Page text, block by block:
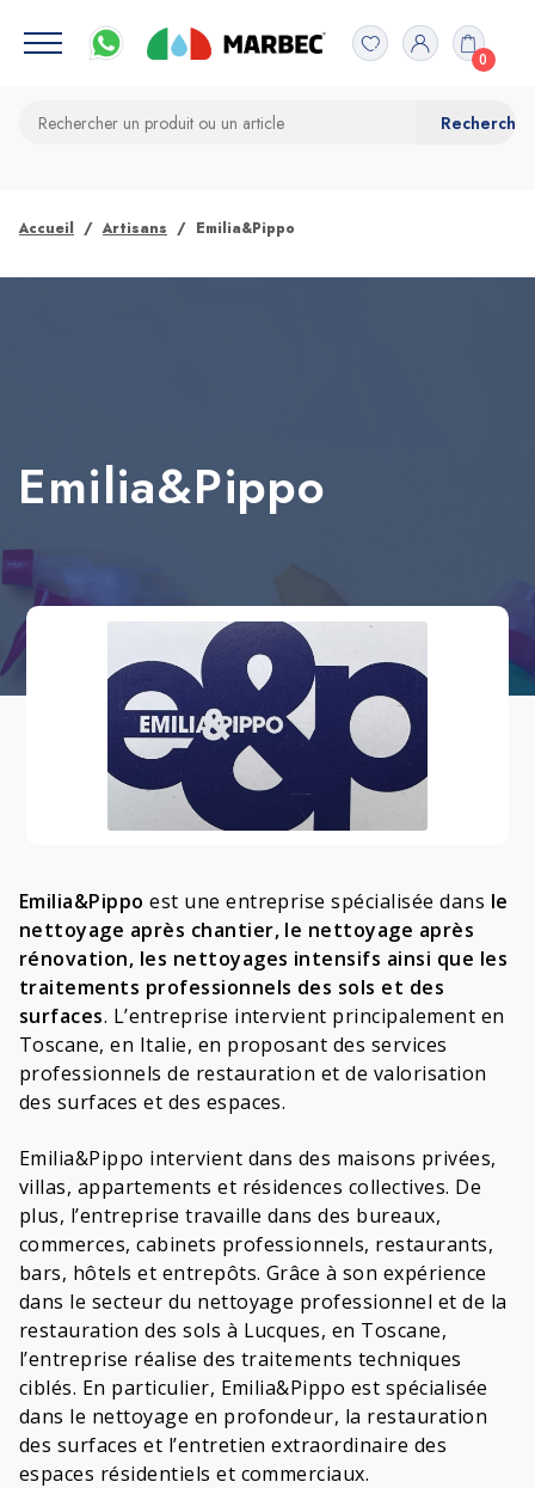
0
Accueil Artisans Emilia&Pippo
Emilia&Pippo
Emilia&Pippo est une entreprise spécialisée dans le
nettoyage après chantier, le nettoyage après
rénovation, les nettoyages intensifs ainsi que les
traitements professionnels des sols et des
surfaces. L’entreprise intervient principalement en
Toscane, en Italie, en proposant des services
professionnels de restauration et de valorisation
des surfaces et des espaces.
Emilia&Pippo intervient dans des maisons privées,
villas, appartements et résidences collectives. De
plus, l’entreprise travaille dans des bureaux,
commerces, cabinets professionnels, restaurants,
bars, hôtels et entrepôts. Grâce à son expérience
dans le secteur du nettoyage professionnel et de la
restauration des sols à Lucques, en Toscane,
l’entreprise réalise des traitements techniques
ciblés. En particulier, Emilia&Pippo est spécialisée
dans le nettoyage en profondeur, la restauration
des surfaces et l’entretien extraordinaire des
espaces résidentiels et commerciaux.